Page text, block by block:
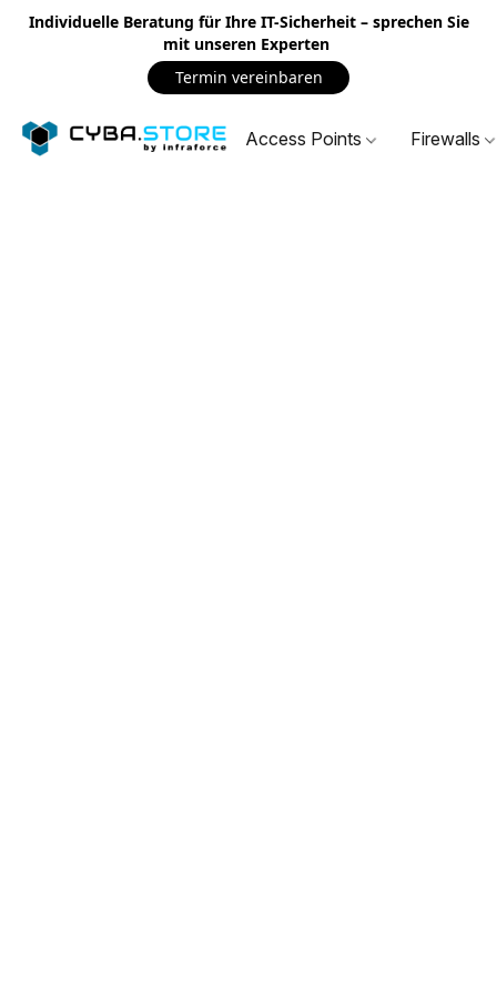
Individuelle Beratung für Ihre IT-Sicherheit – sprechen Sie
mit unseren Experten
Termin vereinbaren
Access Points Firewalls